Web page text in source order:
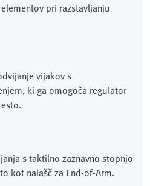
pri razstavljanju
vijakov s
ki ga omogoča regulator
s taktilno zaznavno stopnjo
kot nalašč za End-of-Arm.